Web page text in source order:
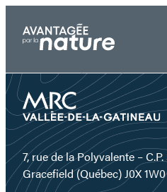
contenu
7, rue de la Polyvalente –
Gracefield (Québec) J0X 1W0